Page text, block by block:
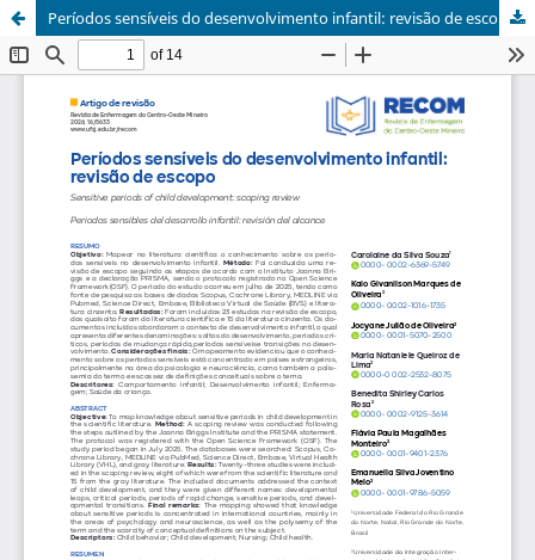
Períodos sensíveis do desenvolvimento infantil: revisão de escopo